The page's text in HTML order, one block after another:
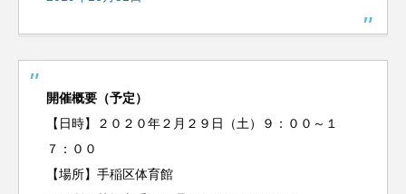
開催概要（予定）
【日時】２０２０年２月２９日（土）９：００～１
７：００
【場所】手稲区体育館